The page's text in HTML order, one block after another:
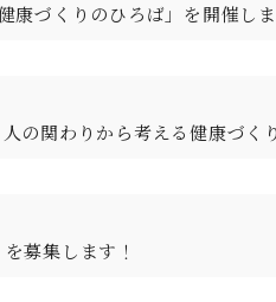
康づくりのひろば」を開催し
の関わりから考える健康づく
募集します！